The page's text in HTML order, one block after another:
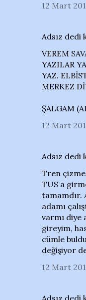
12 Mart
Adsız dedi
VEREM
YAZILAR
YAZ.
MERKEZ
ŞALGAM
12 Mart
Adsız dedi
Tren
TUS a
tamamdır.
adamı
varmı diye
gireyim,
cümle
değişiyor
12 Mart
Adsız dedi